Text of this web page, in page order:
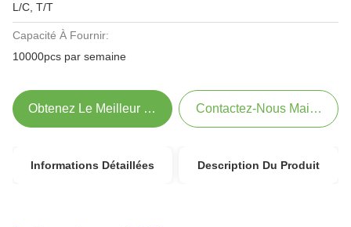
L/C, T/T
Capacité À Fournir:
10000pcs par semaine
Obtenez Le Meilleur Prix Contactez-Nous Maintenant
Informations Détaillées Description Du Produit